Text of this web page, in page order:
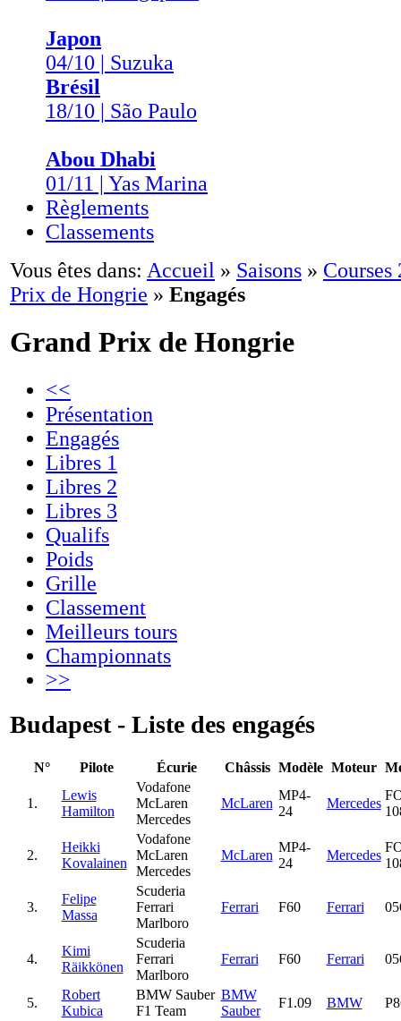
Japon
04/10 | Suzuka
Brésil
18/10 | São Paulo
Abou Dhabi
01/11 | Yas Marina
Règlements
Classements
Vous êtes dans: Accueil » Saisons » Courses
Prix de Hongrie » Engagés
Grand Prix de Hongrie
<<
Présentation
Engagés
Libres 1
Libres 2
Libres 3
Qualifs
Poids
Grille
Classement
Meilleurs tours
Championnats
>>
Budapest - Liste des engagés
N° Pilote Écurie Châssis Modèle Moteur
1.
Lewis
Hamilton
Vodafone
McLaren
Mercedes
McLaren
MP4-
24
Mercedes
2.
Heikki
Kovalainen
Vodafone
McLaren
Mercedes
McLaren
MP4-
24
Mercedes
3.
Felipe
Massa
Scuderia
Ferrari
Marlboro
Ferrari F60 Ferrari
4.
Kimi
Räikkönen
Scuderia
Ferrari
Marlboro
Ferrari F60 Ferrari
5.
Robert
Kubica
BMW Sauber
F1 Team
BMW
Sauber
F1.09 BMW